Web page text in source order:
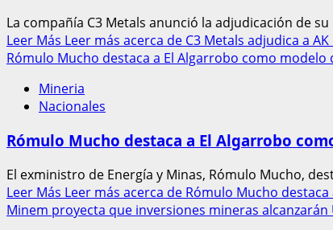
La compañía C3 Metals anunció la adjudicación de
Leer Más Leer más acerca de C3 Metals adjudica a
Rómulo Mucho destaca a El Algarrobo como
Mineria
Nacionales
Rómulo Mucho destaca a El Algarrobo
El exministro de Energía y Minas, Rómulo Mucho,
Leer Más Leer más acerca de Rómulo Mucho
Minem proyecta que inversiones mineras alcanzarán